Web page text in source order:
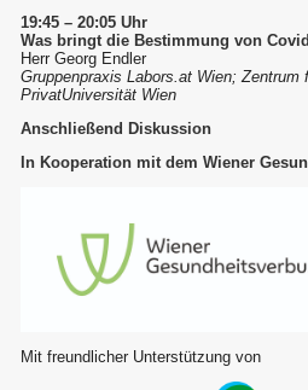
19:45 – 20:05 Uhr
Was bringt die Bestimmung von
Herr Georg Endler
Gruppenpraxis Labors.at Wien;
PrivatUniversität Wien
Anschließend Diskussion
In Kooperation mit dem Wiener
Mit freundlicher Unterstützung von